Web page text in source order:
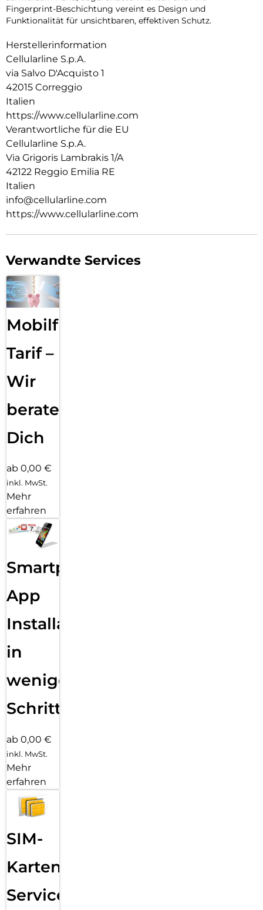
Fingerprint-Beschichtung vereint es Design und
Funktionalität für unsichtbaren, effektiven Schutz.
Herstellerinformation
Cellularline S.p.A.
via Salvo D'Acquisto 1
42015 Correggio
Italien
https://www.cellularline.com
Verantwortliche für die EU
Cellularline S.p.A.
Via Grigoris Lambrakis 1/A
42122 Reggio Emilia RE
Italien
info@cellularline.com
https://www.cellularline.com
Verwandte Services
Mobilfunk
Tarif –
Wir
beraten
Dich
ab 0,00 €
inkl. MwSt.
Mehr
erfahren
Smartphone
App
Installation
in
wenigen
Schritten
ab 0,00 €
inkl. MwSt.
Mehr
erfahren
SIM-
Karten
Service: